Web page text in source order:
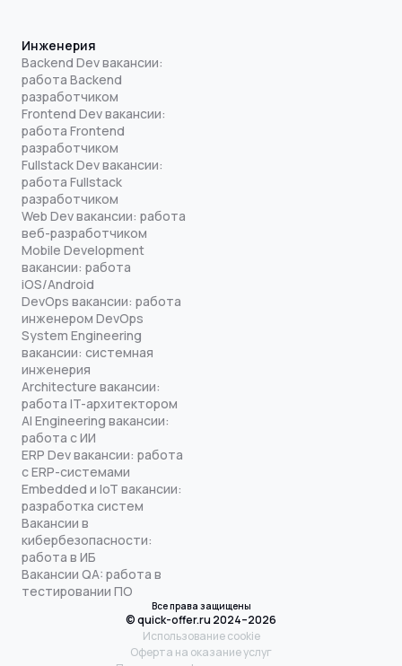
Инженерия
Backend Dev вакансии:
работа Backend
разработчиком
Frontend Dev вакансии:
работа Frontend
разработчиком
Fullstack Dev вакансии:
работа Fullstack
разработчиком
Web Dev вакансии: работа
веб-разработчиком
Mobile Development
вакансии: работа
iOS/Android
DevOps вакансии: работа
инженером DevOps
System Engineering
вакансии: системная
инженерия
Architecture вакансии:
работа IT-архитектором
AI Engineering вакансии:
работа с ИИ
ERP Dev вакансии: работа
с ERP-системами
Embedded и IoT вакансии:
разработка систем
Вакансии в
кибербезопасности:
работа в ИБ
Вакансии QA: работа в
тестировании ПО
Все права защищены
© quick-offer.ru 2024–2026
Использование cookie
Оферта на оказание услуг